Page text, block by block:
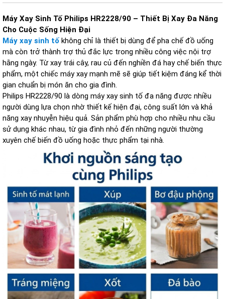
Máy Xay Sinh Tố Philips HR2228/90 – Thiết Bị Xay Đa Năng
Cho Cuộc Sống Hiện Đại
Máy xay sinh tố không chỉ là thiết bị dùng để pha chế đồ uống
mà còn trở thành trợ thủ đắc lực trong nhiều công việc nội trợ
hằng ngày. Từ xay trái cây, rau củ đến nghiền đá hay chế biến thực
phẩm, một chiếc máy xay mạnh mẽ sẽ giúp tiết kiệm đáng kể thời
gian chuẩn bị món ăn cho gia đình.
Philips HR2228/90 là dòng máy xay sinh tố đa năng được nhiều
người dùng lựa chọn nhờ thiết kế hiện đại, công suất lớn và khả
năng xay nhuyễn hiệu quả. Sản phẩm phù hợp cho nhiều nhu cầu
sử dụng khác nhau, từ gia đình nhỏ đến những người thường
xuyên chế biến đồ uống hoặc thực phẩm tại nhà.